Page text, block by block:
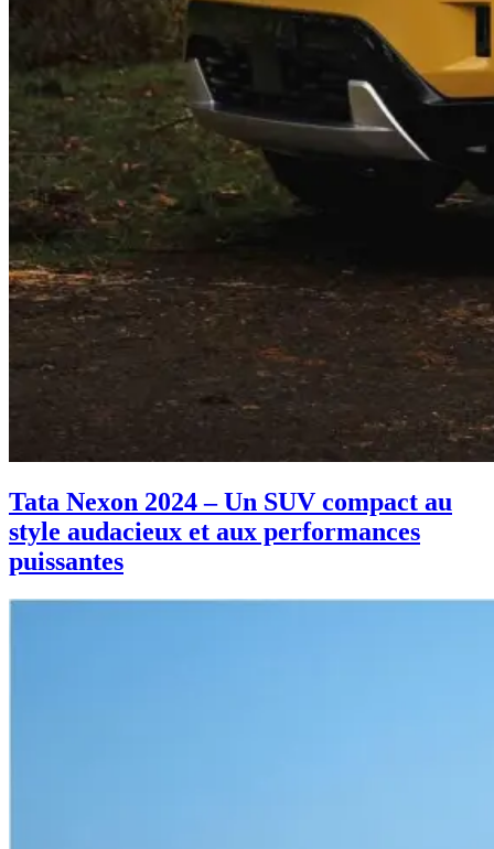
Tata Nexon 2024 – Un SUV compact au
style audacieux et aux performances
puissantes